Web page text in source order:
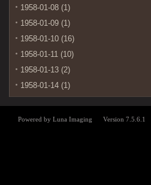
1958-01-08 (1)
1958-01-09 (1)
1958-01-10 (16)
1958-01-11 (10)
1958-01-13 (2)
1958-01-14 (1)